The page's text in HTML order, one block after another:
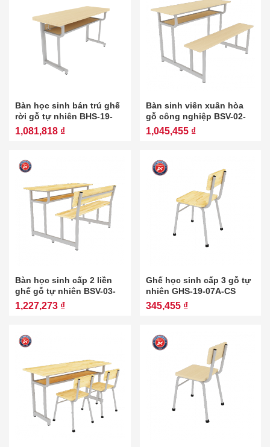
Bàn học sinh bán trú ghế
rời gỗ tự nhiên BHS-19-
02A-CS
1,081,818 ₫
Bàn sinh viên xuân hòa
gỗ công nghiệp BSV-02-
00A
1,045,455 ₫
Bàn học sinh cấp 2 liền
ghế gỗ tự nhiên BSV-03-
01A-CS
1,227,273 ₫
Ghế học sinh cấp 3 gỗ tự
nhiên GHS-19-07A-CS
345,455 ₫